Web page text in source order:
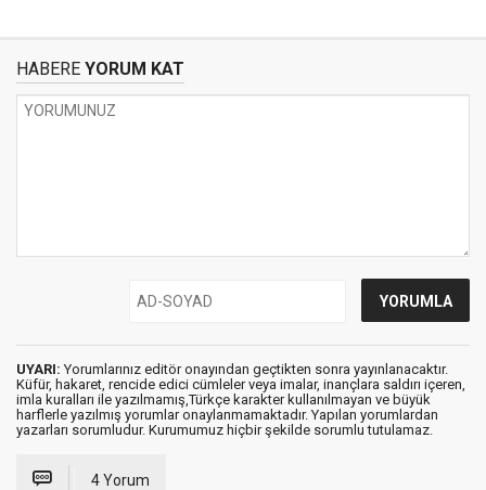
HABERE YORUM KAT
UYARI: Yorumlarınız editör onayından geçtikten sonra yayınlanacaktır.
Küfür, hakaret, rencide edici cümleler veya imalar, inançlara saldırı içeren,
imla kuralları ile yazılmamış,Türkçe karakter kullanılmayan ve büyük
harflerle yazılmış yorumlar onaylanmamaktadır. Yapılan yorumlardan
yazarları sorumludur. Kurumumuz hiçbir şekilde sorumlu tutulamaz.
4 Yorum